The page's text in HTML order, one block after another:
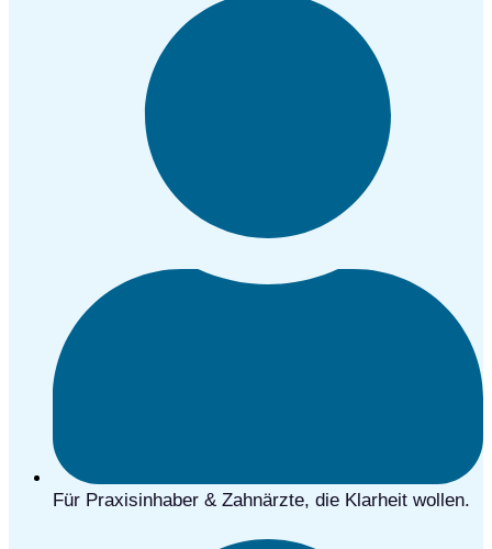
Für Praxisinhaber & Zahnärzte, die Klarheit wollen.